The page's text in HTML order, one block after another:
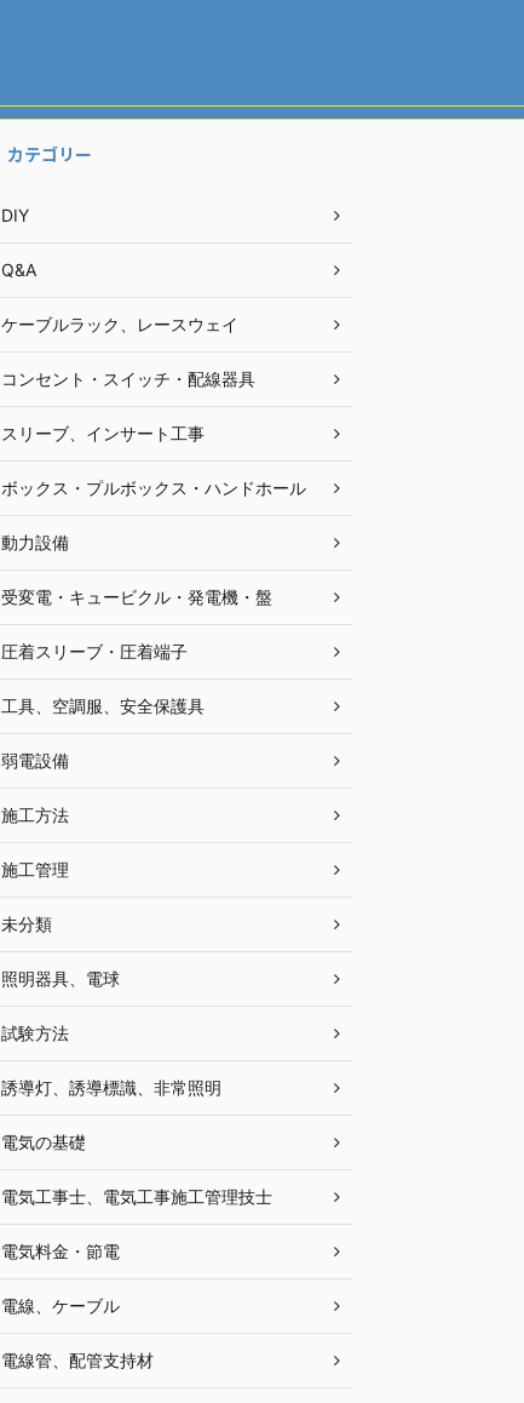
カテゴリー
DIY
Q&A
ケーブルラック、レースウェイ
コンセント・スイッチ・配線器具
スリーブ、インサート工事
ボックス・プルボックス・ハンドホール
動力設備
受変電・キュービクル・発電機・盤
圧着スリーブ・圧着端子
工具、空調服、安全保護具
弱電設備
施工方法
施工管理
未分類
照明器具、電球
試験方法
誘導灯、誘導標識、非常照明
電気の基礎
電気工事士、電気工事施工管理技士
電気料金・節電
電線、ケーブル
電線管、配管支持材